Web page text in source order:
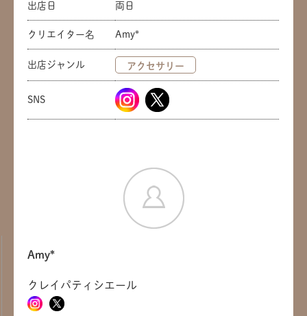
出店日 両日
クリエイター名 Amy*
出店ジャンル アクセサリー
SNS
Amy*
クレイパティシエール共有方法を選択